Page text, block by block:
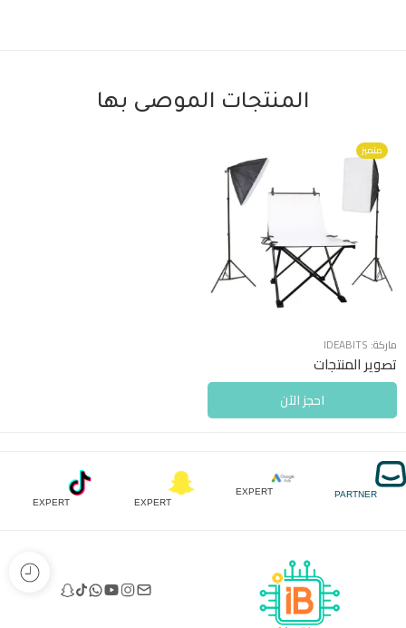
المنتجات الموصى بها
متميز
ماركة: IDEABITS
تصوير المنتجات
احجز الآن
PARTNER
EXPERT
EXPERT
EXPERT